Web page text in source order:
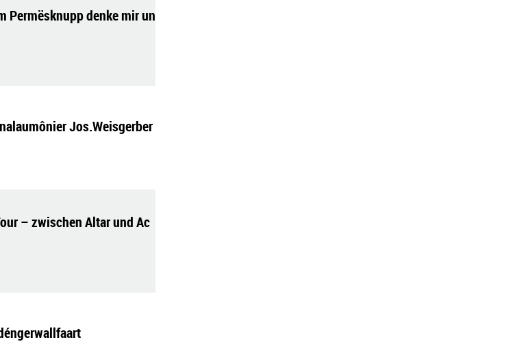
Permësknupp denke mir un
Jos.Weisgerber
– zwischen Altar und Ac